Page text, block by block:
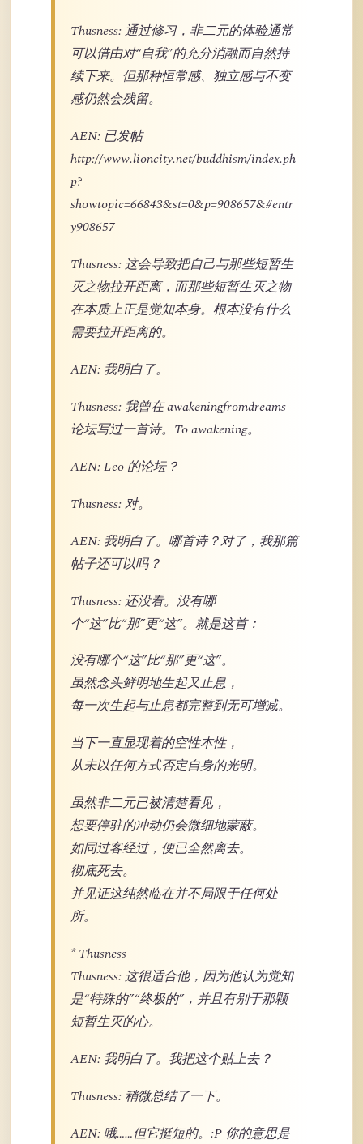
Thusness: 通过修习，非二元的体验通常
可以借由对“自我”的充分消融而自然持
续下来。但那种恒常感、独立感与不变
感仍然会残留。
AEN: 已发帖
http://www.lioncity.net/buddhism/index.ph
p?
showtopic=66843&st=0&p=908657&#entr
y908657
Thusness: 这会导致把自己与那些短暂生
灭之物拉开距离，而那些短暂生灭之物
在本质上正是觉知本身。根本没有什么
需要拉开距离的。
AEN: 我明白了。
Thusness: 我曾在 awakeningfromdreams
论坛写过一首诗。To awakening。
AEN: Leo 的论坛？
Thusness: 对。
AEN: 我明白了。哪首诗？对了，我那篇
帖子还可以吗？
Thusness: 还没看。没有哪
个“这”比“那”更“这”。就是这首：
没有哪个“这”比“那”更“这”。
虽然念头鲜明地生起又止息，
每一次生起与止息都完整到无可增减。
当下一直显现着的空性本性，
从未以任何方式否定自身的光明。
虽然非二元已被清楚看见，
想要停驻的冲动仍会微细地蒙蔽。
如同过客经过，便已全然离去。
彻底死去。
并见证这纯然临在并不局限于任何处
所。
* Thusness
Thusness: 这很适合他，因为他认为觉知
是“特殊的”“终极的”，并且有别于那颗
短暂生灭的心。
AEN: 我明白了。我把这个贴上去？
Thusness: 稍微总结了一下。
AEN: 哦……但它挺短的。:P 你的意思是